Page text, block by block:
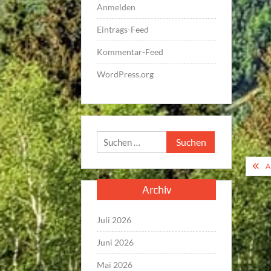
Anmelden
Eintrags-Feed
Kommentar-Feed
WordPress.org
Suchen
nach:
Archiv
Juli 2026
Juni 2026
Mai 2026